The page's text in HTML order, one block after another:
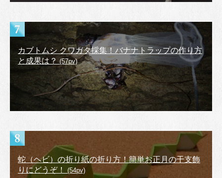
カブトムシ クワガタ採集！バナナトラップの作り方
と成果は？ (57pv)
蛇（ヘビ）の折り紙の折り方！簡単お正月の干支飾
りにどうぞ！
(54pv)